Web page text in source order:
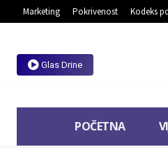
Marketing Pokrivenost Kodeks
Glas Drine
POČETNA